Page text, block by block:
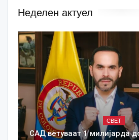
Неделен актуел
СВЕТ
САД ветуваат 1 милијарда